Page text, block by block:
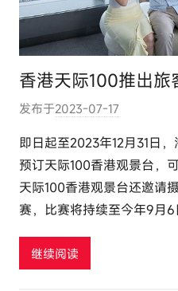
香港天际100推出旅
发布于2023-07-17
:
e
l
u
即日起至2023年12月31日
预订天际100香港观景台，
天际100香港观景台还邀请
赛，比赛将持续至今年9月6
继续阅读